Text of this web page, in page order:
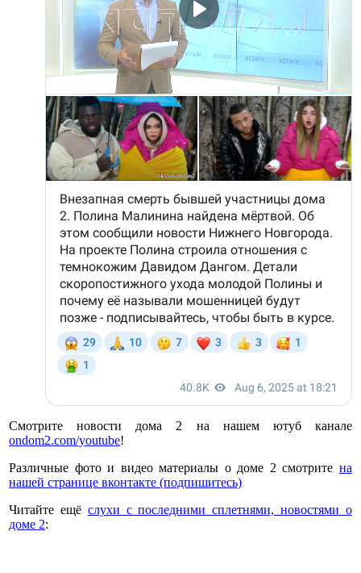
Смотрите новости дома 2 на нашем ютуб канале
ondom2.com/youtube!
Различные фото и видео материалы о доме 2 смотрите на
нашей странице вконтакте (подпишитесь)
Читайте ещё слухи с последними сплетнями, новостями о
доме 2: